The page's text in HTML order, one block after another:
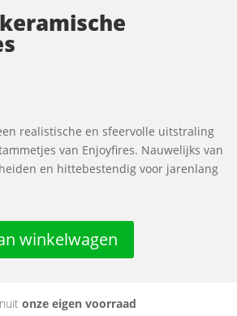
realistische en sfeervolle uitstraling
van Enjoyfires. Nauwelijks van
en hittebestendig voor jarenlang
winkelwagen
onze eigen voorraad